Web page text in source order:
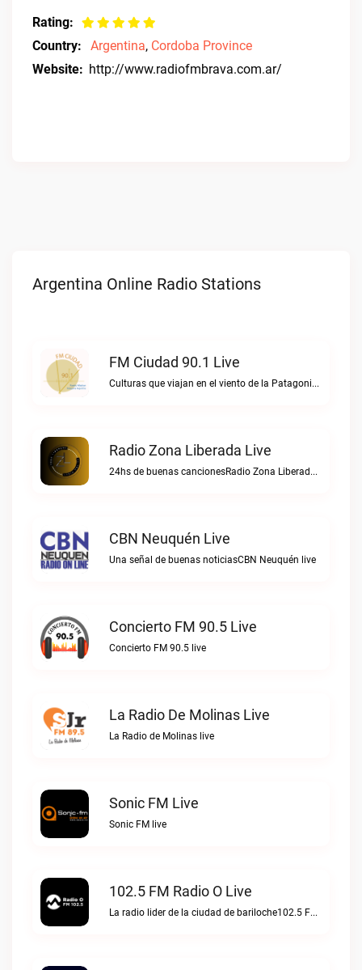
Rating:
Country:
Argentina, Cordoba Province
Website: http://www.radiofmbrava.com.ar/
Argentina Online Radio Stations
FM Ciudad 90.1 Live
Culturas que viajan en el viento de la PatagoniaFM Ciudad 90.1 live
Radio Zona Liberada Live
24hs de buenas cancionesRadio Zona Liberada live
CBN Neuquén Live
Una señal de buenas noticiasCBN Neuquén live
Concierto FM 90.5 Live
Concierto FM 90.5 live
La Radio De Molinas Live
La Radio de Molinas live
Sonic FM Live
Sonic FM live
102.5 FM Radio O Live
La radio lider de la ciudad de bariloche102.5 FM Radio O live